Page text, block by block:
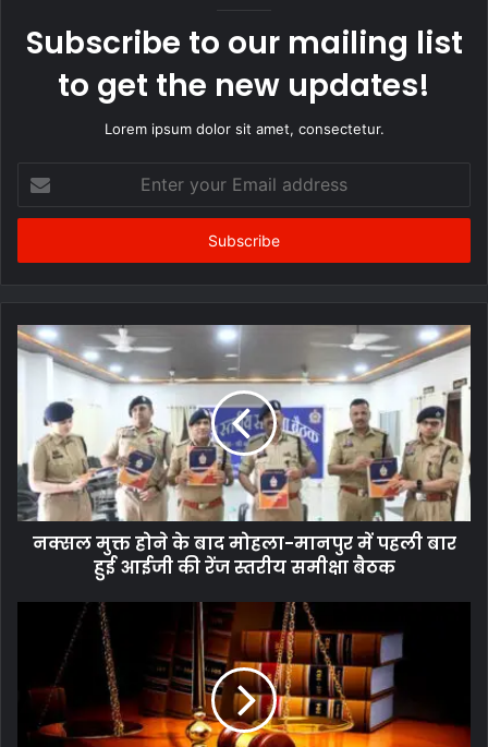
Subscribe to our mailing list
to get the new updates!
Lorem ipsum dolor sit amet, consectetur.
your
Email
नक्सल मुक्त होने के बाद मोहला-मानपुर में पहली बार
हुई आईजी की रेंज स्तरीय समीक्षा बैठक